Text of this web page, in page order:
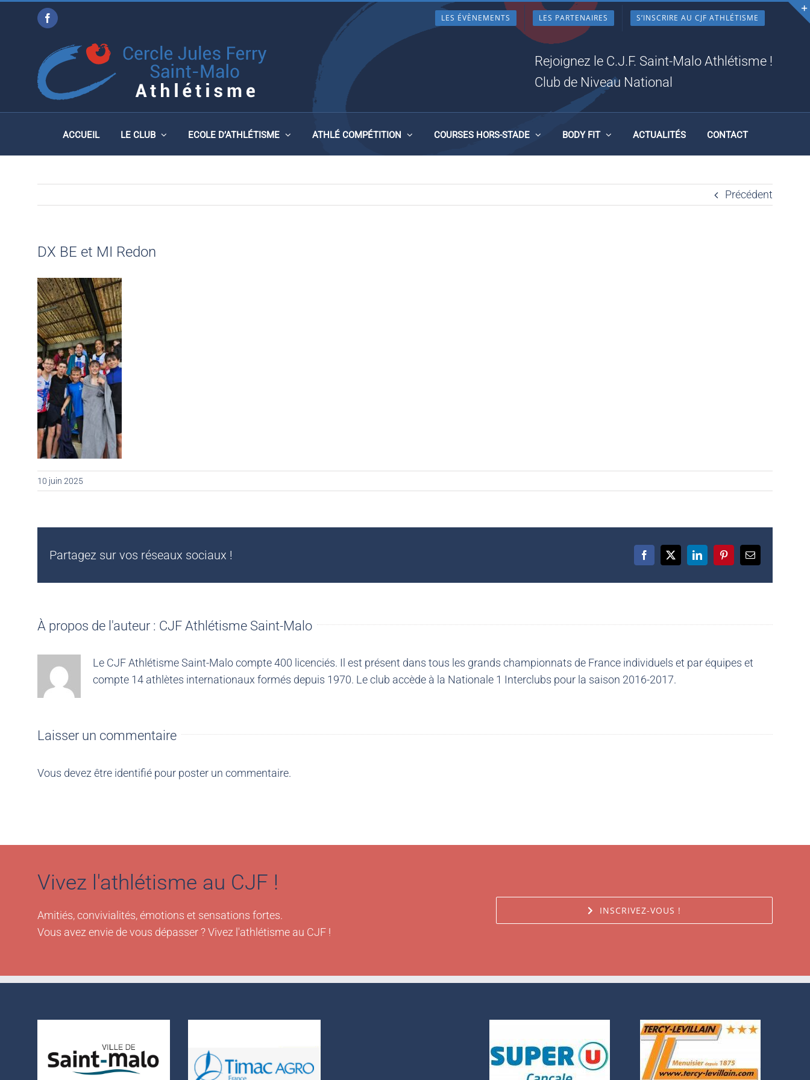
Facebook LES ÉVÈNEMENTS LES PARTENAIRES S’INSCRIRE AU CJF ATHLÉTISME
Rejoignez le C.J.F. Saint-Malo Athlétisme !
Club de Niveau National
ACCUEIL LE CLUB ECOLE D’ATHLÉTISME ATHLÉ COMPÉTITION COURSES HORS-STADE BODY FIT ACTUALITÉS CONTACT
DX BE ET MI REDON
Précédent
DX BE et MI Redon
10 juin 2025
Partagez sur vos réseaux sociaux ! Facebook
X LinkedInPinterestEmail
À propos de l'auteur : CJF Athlétisme Saint-Malo
Le CJF Athlétisme Saint-Malo compte 400 licenciés. Il est présent dans tous les grands championnats de France individuels et par équipes et
compte 14 athlètes internationaux formés depuis 1970. Le club accède à la Nationale 1 Interclubs pour la saison 2016-2017.
Laisser un commentaire
Vous devez être identifié pour poster un commentaire.
Vivez l'athlétisme au CJF !
Amitiés, convivialités, émotions et sensations fortes.
Vous avez envie de vous dépasser ? Vivez l'athlétisme au CJF !
INSCRIVEZ-VOUS !